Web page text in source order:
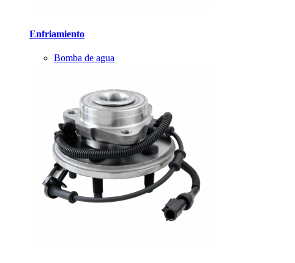
Enfriamiento
Bomba de agua